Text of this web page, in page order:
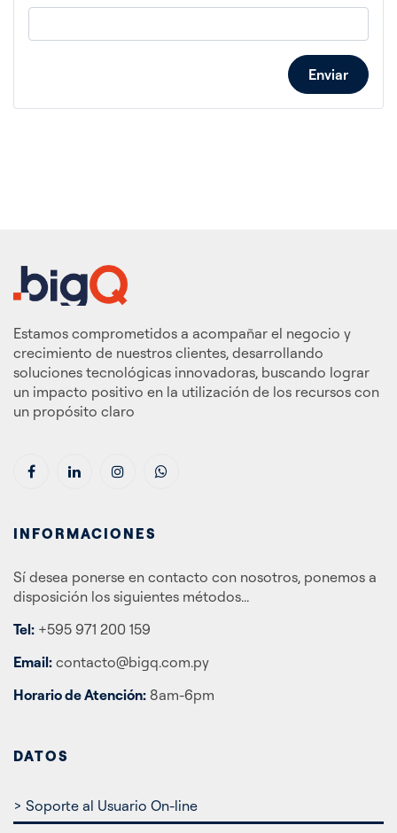
Enviar
Estamos comprometidos a acompañar el negocio y
crecimiento de nuestros clientes, desarrollando
soluciones tecnológicas innovadoras, buscando lograr
un impacto positivo en la utilización de los recursos con
un propósito claro
INFORMACIONES
Sí desea ponerse en contacto con nosotros, ponemos a
disposición los siguientes métodos...
Tel: +595 971 200 159
Email: contacto@bigq.com.py
Horario de Atención: 8am-6pm
DATOS
> Soporte al Usuario On-line